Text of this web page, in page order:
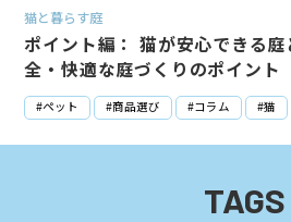
猫と暮らす庭
ポイント編： 猫が安心できる
全・快適な庭づくりのポイント
#ペット #商品選び #コラム #猫
TAGS